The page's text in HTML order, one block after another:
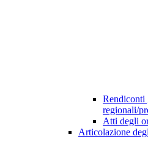
Rendiconti
regionali/
Atti degli
Articolazione